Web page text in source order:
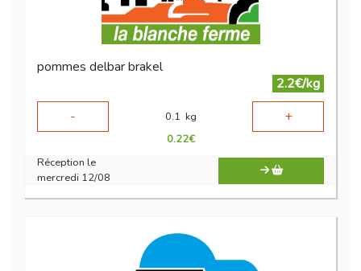
pommes delbar brakel
2.2€/kg
-
0.1 kg +
0.22€
Réception le
mercredi 12/08